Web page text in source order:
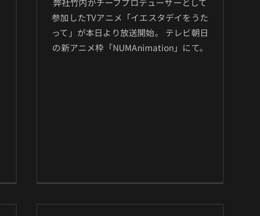
参加したTVアニメ「イエスタデイをうた
って」が本日より放送開始。 テレビ朝日
の新アニメ枠「NUMAnimation」にて。